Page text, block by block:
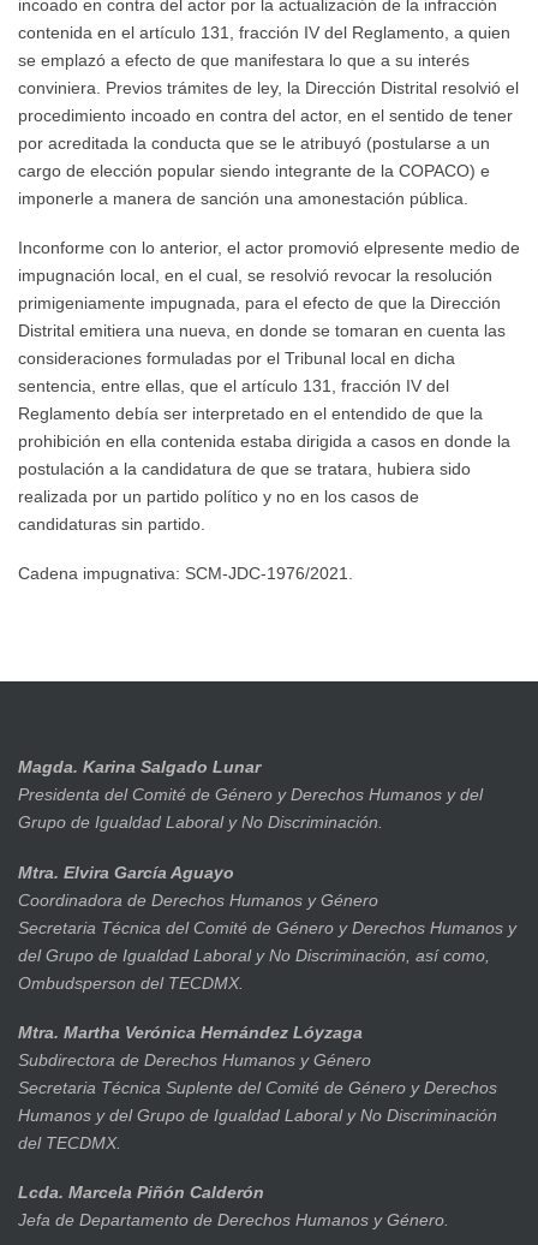
incoado en contra del actor por la actualización de la infracción
contenida en el artículo 131, fracción IV del Reglamento, a quien
se emplazó a efecto de que manifestara lo que a su interés
conviniera. Previos trámites de ley, la Dirección Distrital resolvió el
procedimiento incoado en contra del actor, en el sentido de tener
por acreditada la conducta que se le atribuyó (postularse a un
cargo de elección popular siendo integrante de la COPACO) e
imponerle a manera de sanción una amonestación pública.
Inconforme con lo anterior, el actor promovió elpresente medio de
impugnación local, en el cual, se resolvió revocar la resolución
primigeniamente impugnada, para el efecto de que la Dirección
Distrital emitiera una nueva, en donde se tomaran en cuenta las
consideraciones formuladas por el Tribunal local en dicha
sentencia, entre ellas, que el artículo 131, fracción IV del
Reglamento debía ser interpretado en el entendido de que la
prohibición en ella contenida estaba dirigida a casos en donde la
postulación a la candidatura de que se tratara, hubiera sido
realizada por un partido político y no en los casos de
candidaturas sin partido.
Cadena impugnativa: SCM-JDC-1976/2021.
Magda. Karina Salgado Lunar
Presidenta del Comité de Género y Derechos Humanos y del
Grupo de Igualdad Laboral y No Discriminación.
Mtra. Elvira García Aguayo
Coordinadora de Derechos Humanos y Género
Secretaria Técnica del Comité de Género y Derechos Humanos y
del Grupo de Igualdad Laboral y No Discriminación, así como,
Ombudsperson del TECDMX.
Mtra. Martha Verónica Hernández Lóyzaga
Subdirectora de Derechos Humanos y Género
Secretaria Técnica Suplente del Comité de Género y Derechos
Humanos y del Grupo de Igualdad Laboral y No Discriminación
del TECDMX.
Lcda. Marcela Piñón Calderón
Jefa de Departamento de Derechos Humanos y Género.